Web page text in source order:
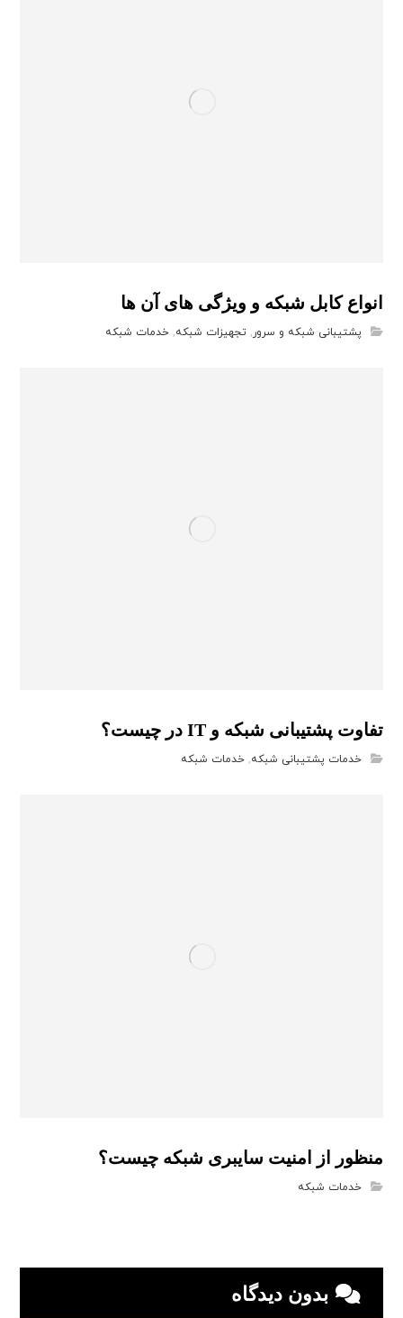
انواع کابل شبکه و ویژگی های آن ها
پشتیبانی شبکه و سرور,تجهیزات شبکه,خدمات شبکه
تفاوت پشتیبانی شبکه و IT در چیست؟
خدمات پشتیبانی شبکه,خدمات شبکه
منظور از امنیت سایبری شبکه چیست؟
خدمات شبکه
بدون دیدگاه